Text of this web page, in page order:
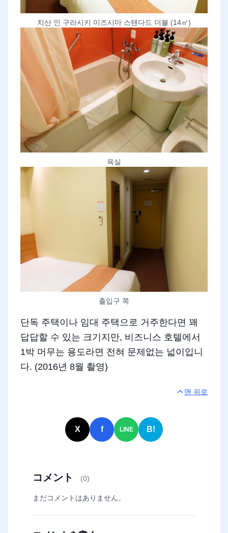
치산 인 구라시키 미즈시마 스탠다드 더블 (14㎡)
욕실
출입구 쪽
단독 주택이나 임대 주택으로 거주한다면 꽤
답답할 수 있는 크기지만, 비즈니스 호텔에서
1박 머무는 용도라면 전혀 문제없는 넓이입니
다. (2016년 8월 촬영)
맨 위로
X f LINE B!
コメント (0)
まだコメントはありません。